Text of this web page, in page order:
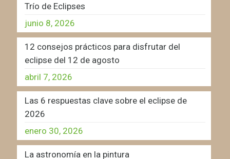
Trío de Eclipses
junio 8, 2026
12 consejos prácticos para disfrutar del
eclipse del 12 de agosto
abril 7, 2026
Las 6 respuestas clave sobre el eclipse de
2026
enero 30, 2026
La astronomía en la pintura